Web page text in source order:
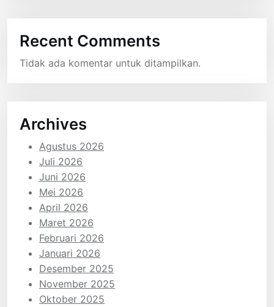
Recent Comments
Tidak ada komentar untuk ditampilkan.
Archives
Agustus 2026
Juli 2026
Juni 2026
Mei 2026
April 2026
Maret 2026
Februari 2026
Januari 2026
Desember 2025
November 2025
Oktober 2025